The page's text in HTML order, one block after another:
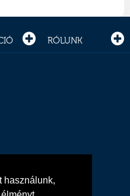
használunk,
RÓLUNK